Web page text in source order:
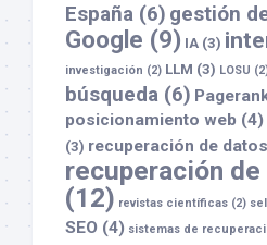
España (6) gestión
Google (9) IA (3)
investigación (2) LLM (3) LOSU
búsqueda (6)
posicionamiento web (4)
(3) recuperación de datos
recuperación
(12) revistas científicas (2)
SEO (4) sistemas de